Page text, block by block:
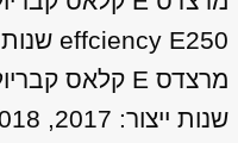
effciency E250 שנות ייצור: 2012, 2013, 2014
שנות ייצור: 2017, 2018, 2019, 2020